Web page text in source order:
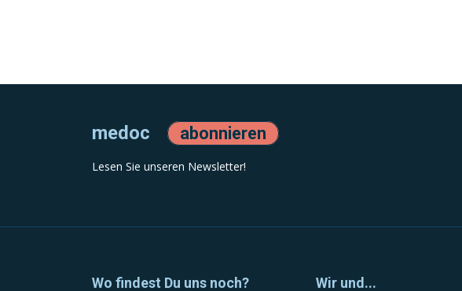
medoc abonnieren
Lesen Sie unseren Newsletter!
Wo findest Du uns noch? Wir und...